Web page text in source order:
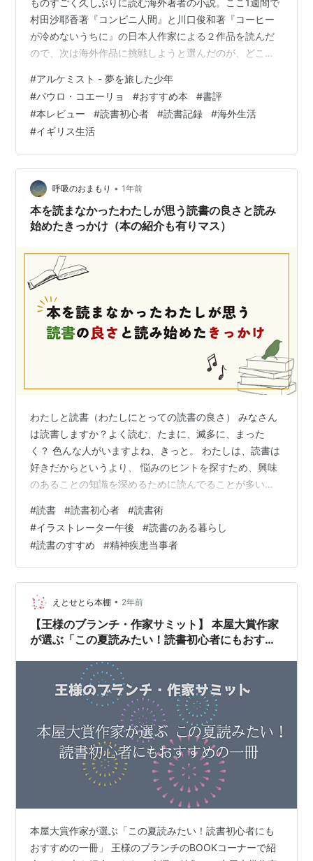
ものすごく久しぶりに読む海外著者の小説。ここ1週間で
村田沙耶香著『コンビニ人間』と川口俊和著『コーヒー
が冷めないうちに』の日本人作家による２作品を読んだ
ので、次は海外作品に挑戦しようと選んだのが、どこか
ョ著・山川鉱矢＋山川亜希子訳『アルケミスト 夢を旅し
た少年』。単行本で200ページほどと、あまりボリュー
ムがないのも読者初心者の自分にとって挑戦しやすいと
思った。アマゾンによるとベストセラー＃1でノーベル平
和賞受賞者のマララ・ユスフザイさんが大絶賛している
本だということだ。 「希望に満ちていて、…
#アルケミスト - 夢を旅した少年
#パウロ・コエーリョ #おすすめ本 #書評
#本レビュー #読書初心者 #読書記録 #海外生活
#イギリス生活
呼吸のおまもり • 1年前
本を読まなかったわたしが思う読書の良さと読み
始めたきっかけ（本の紹介も有りマス）
わたしと読書（わたしにとっての読書の良さ） みなさん
は読書しますか？よく読む、たまに、滅多に、まった
く？ 色んな人がいますよね、きっと。 わたしは、読書は
好きだからというより、 悩みのヒントを探すため、興味
のあることの知識を深めるために読んでることが多いで
漫画や、絵本、雑誌・読み物系の冊子だったりするの
で、趣味として本を開く割合は低いんです。 絵本や漫画
も読書と言ってもいいと思いますが、がっつり文章読ん
でいる玄人（？）さんには足元にも及ばない＾＾； で
も、昔は全然読まなかったから（1回も読まない年も当た
り前にあった）、成長したなと思います😊 …
#読書 #読書初心者 #読書術
#イラストレーター午後 #読書のある暮らし
#読書のすすめ #精神疾患当事者
えとせとら本棚 • 2年前
【王様のブランチ・作家サミット】 本屋大賞作家
が選ぶ「この夏読みたい！読書初心者にもおすす
本屋大賞作家が選ぶ「この夏読みたい！読書初心者にも
おすすめの一冊」 王様のブランチのBOOKコーナーで紹